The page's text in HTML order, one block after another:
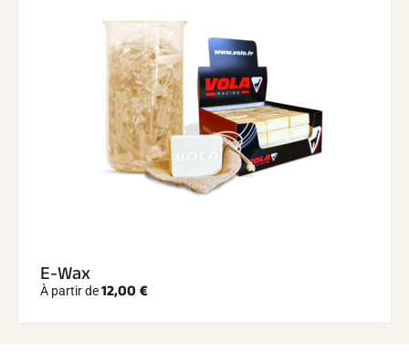
E-Wax
À partir de12,00 €